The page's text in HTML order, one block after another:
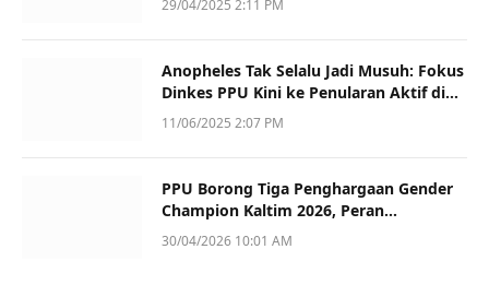
29/04/2025 2:11 PM
Anopheles Tak Selalu Jadi Musuh: Fokus
Dinkes PPU Kini ke Penularan Aktif di
Sotek
11/06/2025 2:07 PM
PPU Borong Tiga Penghargaan Gender
Champion Kaltim 2026, Peran
Perempuan Jadi Sorotan
30/04/2026 10:01 AM